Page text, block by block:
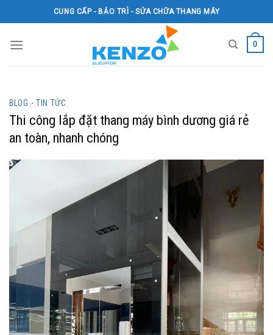
to
CUNG CẤP - BẢO TRÌ - SỬA CHỮA THANG MÁY
0
BLOG - TIN TỨC
Thi công lắp đặt thang máy bình dương giá rẻ
an toàn, nhanh chóng